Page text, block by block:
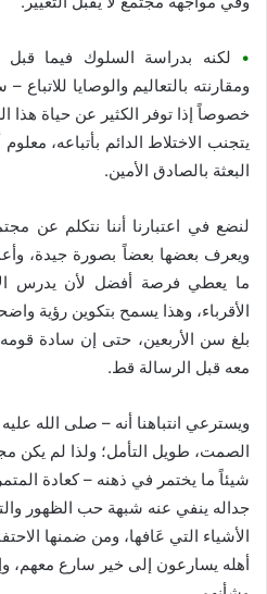
•
لكنه بدراسة السلوك فيما قبل
ومقارنته بالتعاليم والوصايا
خصوصاً إذا توفر الكثير عن حياة
يتجنب الاختلاط الدائم بأتباعه،
البعثة بالصادق الأمين.
لنضع في اعتبارنا أننا نتكلم عن
ويعرف بعضها بعضاً بصورة جيدة،
ما يعطي فرصة أفضل لأن يدرس
الأقرباء، وهذا يسمح بتكوين رؤية
بلغ سن الأربعين، حتى إن سادة
معه قبل الرسالة قط.
ويسترعي انتباهنا أنه – صلى الله
الصمت، طويل التأمل؛ ولذا لم يكن
شيئاً ما يختمر في ذهنه – كعادة
جداله ينفي عنه شبهة حب الظهور
الأشياء التي عَافها، ومن ضمنها
أهله يسارعون إلى خير سارع معهم،